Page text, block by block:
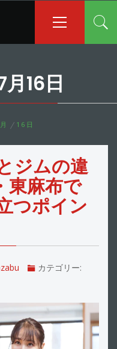
イ
メ
ュ
ー
16日
16日
ジムの違
東麻布で
つポイン
カテゴリー: